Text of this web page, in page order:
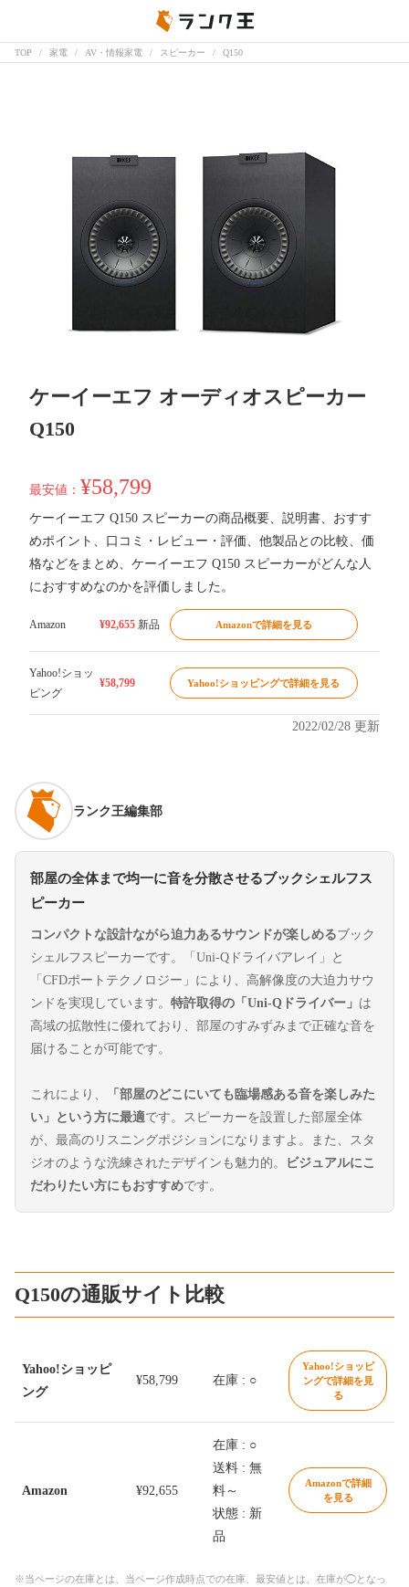
TOP 家電 AV・情報家電 スピーカー Q150
ケーイーエフ オーディオスピーカー
Q150
最安値： ¥58,799
ケーイーエフ Q150 スピーカーの商品概要、説明書、おすす
めポイント、口コミ・レビュー・評価、他製品との比較、価
格などをまとめ、ケーイーエフ Q150 スピーカーがどんな人
におすすめなのかを評価しました。
Amazon ¥92,655 新品 Amazonで詳細を見る
Yahoo!ショッ
ピング
¥58,799 Yahoo!ショッピングで詳細を見る
2022/02/28 更新
ランク王編集部
部屋の全体まで均一に音を分散させるブックシェルフス
ピーカー
コンパクトな設計ながら迫力あるサウンドが楽しめるブック
シェルフスピーカーです。「Uni-Qドライバアレイ」と
「CFDポートテクノロジー」により、高解像度の大迫力サウ
ンドを実現しています。 特許取得の「Uni-Qドライバー」 は
高域の拡散性に優れており、部屋のすみずみまで正確な音を
届けることが可能です。
これにより、
「部屋のどこにいても臨場感ある音を楽しみた
い」という方に最適です。スピーカーを設置した部屋全体
が、最高のリスニングポジションになりますよ。また、スタ
ジオのような洗練されたデザインも魅力的。
ビジュアルにこ
だわりたい方にもおすすめです。
Q150の通販サイト比較
Yahoo!ショッピ
ング
¥58,799 在庫 : ○
Yahoo!ショッピ
ングで詳細を見
る
Amazon ¥92,655
在庫 : ○
送料 : 無
料～
状態 : 新
品
Amazonで詳細
を見る
※当ページの在庫とは、当ページ作成時点での在庫、最安値とは、在庫が◯となっ